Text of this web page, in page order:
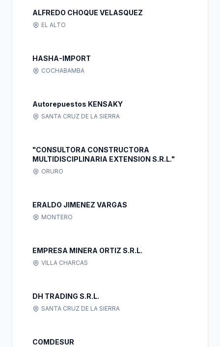
ALFREDO CHOQUE VELASQUEZ
EL ALTO
HASHA-IMPORT
COCHABAMBA
Autorepuestos KENSAKY
SANTA CRUZ DE LA SIERRA
"CONSULTORA CONSTRUCTORA
MULTIDISCIPLINARIA EXTENSION S.R.L."
ORURO
ERALDO JIMENEZ VARGAS
MONTERO
EMPRESA MINERA ORTIZ S.R.L.
VILLA CHARCAS
DH TRADING S.R.L.
SANTA CRUZ DE LA SIERRA
COMDESUR